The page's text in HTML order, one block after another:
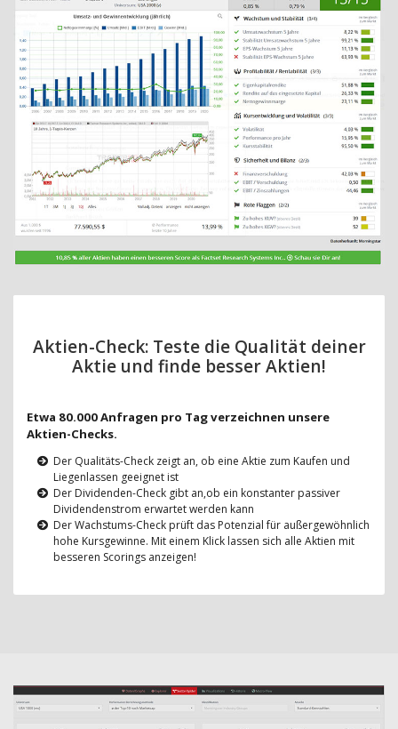
Aktien-Check: Teste die Qualität deiner
Aktie und finde besser Aktien!
Etwa 80.000 Anfragen pro Tag verzeichnen unsere
Aktien-Checks.
Der Qualitäts-Check zeigt an, ob eine Aktie zum Kaufen und
Liegenlassen geeignet ist
Der Dividenden-Check gibt an,ob ein konstanter passiver
Dividendenstrom erwartet werden kann
Der Wachstums-Check prüft das Potenzial für außergewöhnlich
hohe Kursgewinne. Mit einem Klick lassen sich alle Aktien mit
besseren Scorings anzeigen!